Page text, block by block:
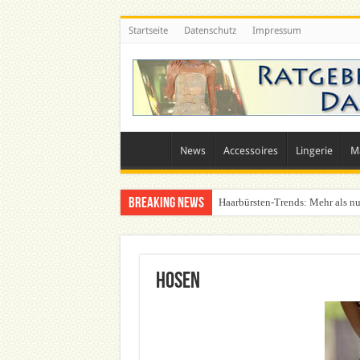
Startseite Datenschutz Impressum
News Accessoires Lingerie
Breaking News Haarbürsten-Trends: Mehr als
Was zieht man auf ein Festival
Hosen